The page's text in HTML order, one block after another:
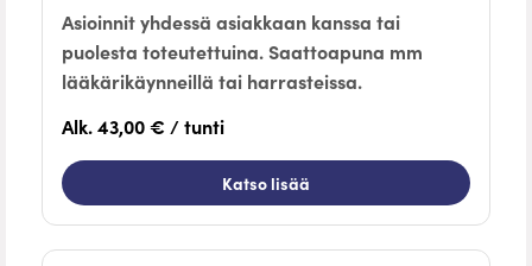
Asioinnit yhdessä asiakkaan kanssa tai
puolesta toteutettuina. Saattoapuna mm
lääkärikäynneillä tai harrasteissa.
Alk. 43,00 € / tunti
Katso lisää